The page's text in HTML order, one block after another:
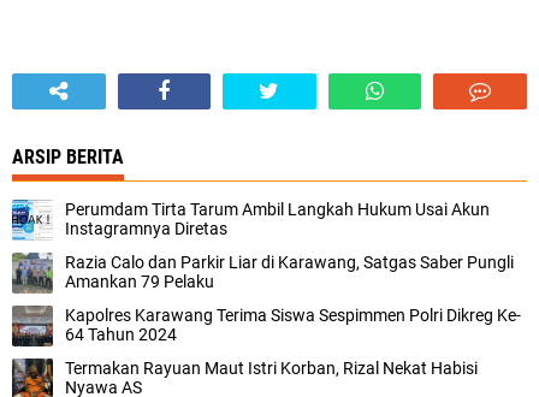
ARSIP BERITA
Perumdam Tirta Tarum Ambil Langkah Hukum Usai Akun
Instagramnya Diretas
Razia Calo dan Parkir Liar di Karawang, Satgas Saber Pungli
Amankan 79 Pelaku
Kapolres Karawang Terima Siswa Sespimmen Polri Dikreg Ke-
64 Tahun 2024
Termakan Rayuan Maut Istri Korban, Rizal Nekat Habisi
Nyawa AS